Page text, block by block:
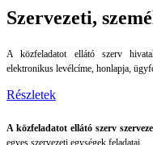
Szervezeti,
A közfeladatot ellátó szerv
elektronikus levélcíme, honlapja,
Részletek
A közfeladatot ellátó szerv
egyes szervezeti egységek feladatai.